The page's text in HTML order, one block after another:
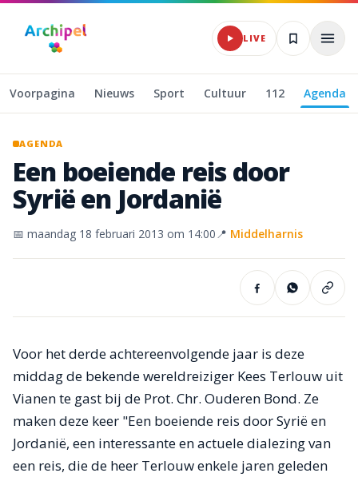
Naar hoofdinhoud
LIVE
Voorpagina Nieuws Sport Cultuur 112 Agenda
AGENDA
Een boeiende reisdoor
Syriëen Jordanië
📅 maandag 18 februari 2013 om 14:00📍 Middelharnis
Voor het derde achtereenvolgende jaar is deze
middag de bekende wereldreiziger Kees Terlouw uit
Vianen te gast bij de Prot. Chr. Ouderen Bond. Ze
maken deze keer "Een boeiende reis door Syrië en
Jordanië, een interessante en actuele dialezing van
een reis, die de heer Terlouw enkele jaren geleden